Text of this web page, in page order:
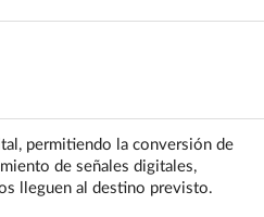
permitiendo la conversión de
de señales digitales,
lleguen al destino previsto.